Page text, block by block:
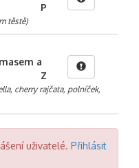
P
těstě)
a
Z
cherry rajčata, polníček,
uživatelé. Přihlásit